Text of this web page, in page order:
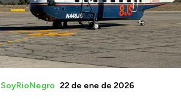
SoyRioNegro 22 de ene de 2026